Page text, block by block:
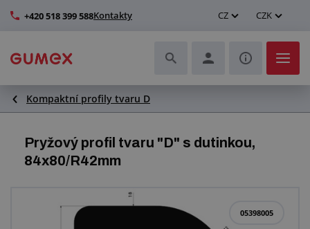
+420 518 399 588Kontakty CZ CZK
Hadice a jejich kompletace
Profily a výroba těsnění
Dopravníkové pásy a montáž
Kompaktní profily tvaru D
Pryžový profil tvaru "D" s dutinkou,
84x80/R42mm
05398005